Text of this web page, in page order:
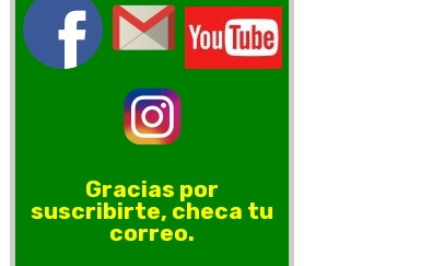
Gracias por
suscribirte, checa tu
correo.